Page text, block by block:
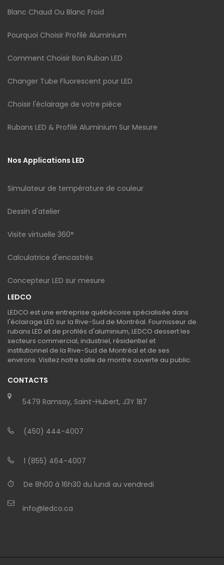
Blanc Chaud Ou Blanc Froid
Pourquoi Choisir Profilé Aluminium
Comment Choisir Bon Ruban LED
Changer Tube Fluorescent pour LED
Choisir l'éclairage de votre pièce
Rubans LED & Profilé Aluminium Sur Mesure
Nos Applications LED
Simulateur de température de couleur
Dessin d'atelier
Visite virtuelle 360°
Calculatrice d'encastrés
Concepteur LED sur mesure
LEDCO
LEDCO est une entreprise québécoise spécialisée dans
l'éclairage LED sur la Rive-Sud de Montréal. Fournisseur de
rubans LED et de profilés d'aluminium, LEDCO dessert les
secteurs commercial, industriel, résidentiel et
institutionnel de la Rive-Sud de Montréal et de ses
environs. Visitez notre salle de montre ouverte au public.
CONTACTS
5479 Ramsay, Saint-Hubert, J3Y 1B7
(450) 444-4007
1 (855) 464-4007
De 8h00 à 16h30 du lundi au vendredi
info@ledco.ca